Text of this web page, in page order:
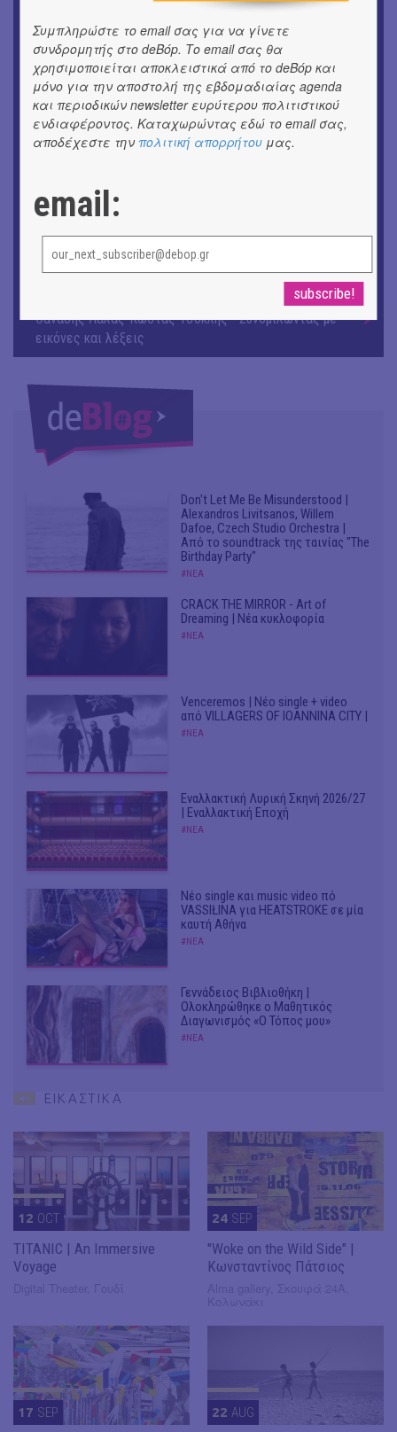
ΘΕΑΤΡΟ / ΧΟΡΟΣ
«ΑΗ ΛΑΟΣ» | Ένα σκηνικό ρέκβιεμ για την ήττα ενός
λαού
ΕΙΚΑΣΤΙΚΑ
Ομαδική έκθεση | Προσωρινά για Πάντα
Έκθεση φωτογραφίας: Ανδρίων έργα και ημέρες
Αργύρης Ραλλιάς | Λιτανεία
Θανάσης Λάλας-Κώστας Τσόκλης - Συνομιλώντας με
εικόνες και λέξεις
Don't Let Me Be Misunderstood |
Alexandros Livitsanos, Willem
Dafoe, Czech Studio Orchestra |
Από το soundtrack της ταινίας "The
Birthday Party"
#ΝΕΑ
CRACK THE MIRROR - Art of
Dreaming | Νέα κυκλοφορία
#ΝΕΑ
Venceremos | Νέο single + video
από VILLAGERS OF IOANNINA CITY |
#ΝΕΑ
Εναλλακτική Λυρική Σκηνή 2026/27
| Εναλλακτική Εποχή
#ΝΕΑ
Νέο single και music video πό
VASSIŁINA για HEATSTROKE σε μία
καυτή Αθήνα
#ΝΕΑ
Γεννάδειος Βιβλιοθήκη |
Ολοκληρώθηκε ο Μαθητικός
Διαγωνισμός «Ο Τόπος μου»
#ΝΕΑ
ΕΙΚΑΣΤΙΚΑ
12 OCT
TITANIC | An Immersive
Voyage
24 SEP
"Woke on the Wild Side" |
Κωνσταντίνος Πάτσιος
17 SEP 22 AUG
Συμπληρώστε το email σας για να γίνετε
συνδρομητής στο deBόp. Το email σας θα
χρησιμοποιείται αποκλειστικά από το deBόp και
μόνο για την αποστολή της εβδομαδιαίας agenda
και περιοδικών newsletter ευρύτερου πολιτιστικού
ενδιαφέροντος. Καταχωρώντας εδώ το email σας,
αποδέχεστε την πολιτική απορρήτου μας.
email: